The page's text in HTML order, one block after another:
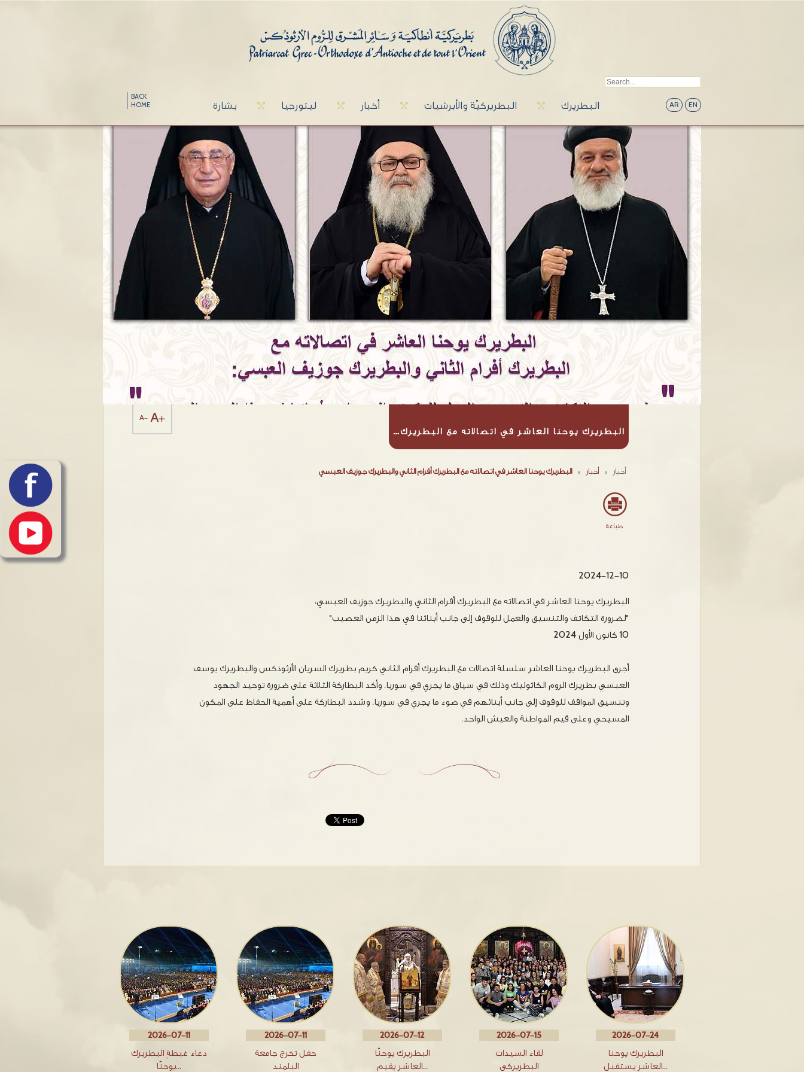
BACK
HOME
بشارة ليتورجيا أخبار البطريركيّة والأبرشيات البطريرك AR EN
البطريرك يوحنا العاشر في اتصالاته مع البطريرك…
أخبار » أخبار » البطريرك يوحنا العاشر في اتصالاته مع البطريرك أفرام الثاني والبطريرك جوزيف العبسي
A- A+
طباعة
2024-12-10
البطريرك يوحنا العاشر في اتصالاته مع البطريرك أفرام الثاني والبطريرك جوزيف العبسي:
"لضرورة التكاتف والتنسيق والعمل للوقوف إلى جانب أبنائنا في هذا الزمن العصيب"
10 كانون الأول 2024
أجرى البطريرك يوحنا العاشر سلسلة اتصالات مع البطريرك أفرام الثاني كريم بطريرك السريان الأرثوذكس والبطريرك يوسف
العبسي بطريرك الروم الكاثوليك وذلك في سياق ما يجري في سوريا. وأكد البطاركة الثلاثة على ضرورة توحيد الجهود
وتنسيق المواقف للوقوف إلى جانب أبنائهم في ضوء ما يجري في سوريا. وشدد البطاركة على أهمية الحفاظ على المكون
المسيحي وعلى قيم المواطنة والعيش الواحد.
2026-07-11
دعاء غبطةِ البطريرك
يوحنّا…
2026-07-11
حفل تخرج جامعة
البلمند
2026-07-12
البطريرك يوحنّا
العاشر يقيم…
2026-07-15
لقاء السيدات
البطريركي
2026-07-24
البطريرك يوحنا
العاشر يستقبل…